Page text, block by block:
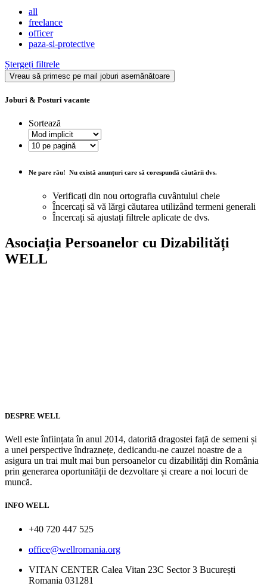
all
freelance
officer
paza-si-protective
Ștergeți filtrele
Vreau să primesc pe mail joburi asemănătoare
Joburi & Posturi vacante
Sortează
Ne pare rău! Nu există anunțuri care să corespundă căutării dvs.
Verificați din nou ortografia cuvântului cheie
Încercați să vă lărgi căutarea utilizând termeni generali
Încercați să ajustați filtrele aplicate de dvs.
Asociația Persoanelor cu Dizabilități
WELL
DESPRE WELL
Well este înființata în anul 2014, datorită dragostei față de semeni și
a unei perspective îndraznețe, dedicandu-ne cauzei noastre de a
asigura un trai mult mai bun persoanelor cu dizabilități din România
prin generarea oportunității de dezvoltare și creare a noi locuri de
muncă.
INFO WELL
+40 720 447 525
office@wellromania.org
VITAN CENTER Calea Vitan 23C Sector 3 București
Romania 031281